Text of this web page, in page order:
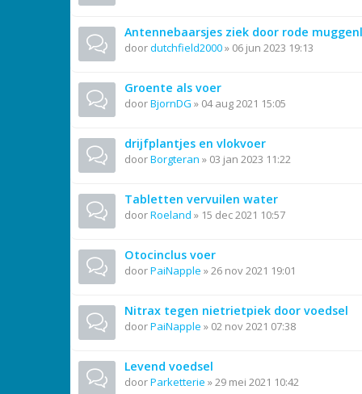
Antennebaarsjes ziek door rode
doordutchfield2000» 06 jun 2023 19:13
Groente als voer
doorBjornDG » 04 aug 2021 15:05
drijfplantjes en vlokvoer
doorBorgteran » 03 jan 2023 11:22
Tabletten vervuilen water
doorRoeland » 15 dec 2021 10:57
Otocinclus voer
doorPaiNapple »26 nov 2021 19:01
Nitrax tegen nietrietpiek door voedsel
doorPaiNapple » 02 nov 2021 07:38
Levend voedsel
doorParketterie »29 mei 2021 10:42